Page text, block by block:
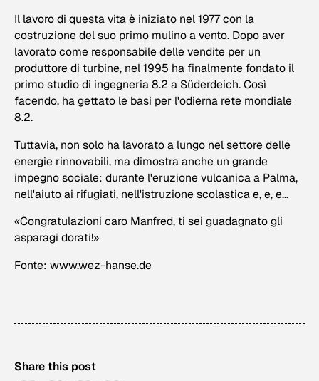
Il lavoro di questa vita è iniziato nel 1977 con la
costruzione del suo primo mulino a vento. Dopo aver
lavorato come responsabile delle vendite per un
produttore di turbine, nel 1995 ha finalmente fondato il
primo studio di ingegneria 8.2 a Süderdeich. Così
facendo, ha gettato le basi per l'odierna rete mondiale
8.2.
Tuttavia, non solo ha lavorato a lungo nel settore delle
energie rinnovabili, ma dimostra anche un grande
impegno sociale: durante l'eruzione vulcanica a Palma,
nell'aiuto ai rifugiati, nell'istruzione scolastica e, e, e...
«Congratulazioni caro Manfred, ti sei guadagnato gli
asparagi dorati!»
Fonte: www.wez-hanse.de
Share this post